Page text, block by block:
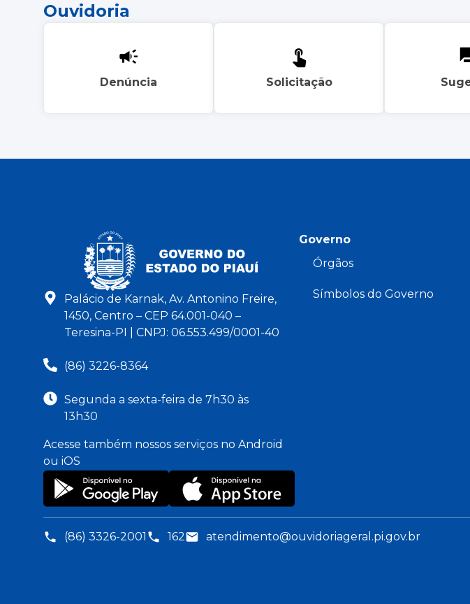
Ouvidoria
Denúncia Solicitação
Palácio de Karnak, Av. Antonino Freire,
1450, Centro – CEP 64.001-040 –
Teresina-PI | CNPJ: 06.553.499/0001-40
(86) 3226-8364
Segunda a sexta-feira de 7h30 às
13h30
Acesse também nossos serviços no Android
ou iOS
Governo
Órgãos
Símbolos do Governo
(86) 3326-2001 162 atendimento@ouvidoriageral.pi.gov.br